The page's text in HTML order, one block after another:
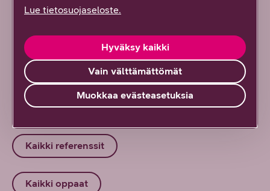
nopeutuvat, puolustuksen on muututtava
5/2026DNA Yrityksille
Kaikki artikkelit ja blogit
Kaikki referenssit
Kaikki oppaat
Lue tietosuojaseloste.
Vain välttämättömät
Hyväksy kaikki
Muokkaa evästeasetuksia